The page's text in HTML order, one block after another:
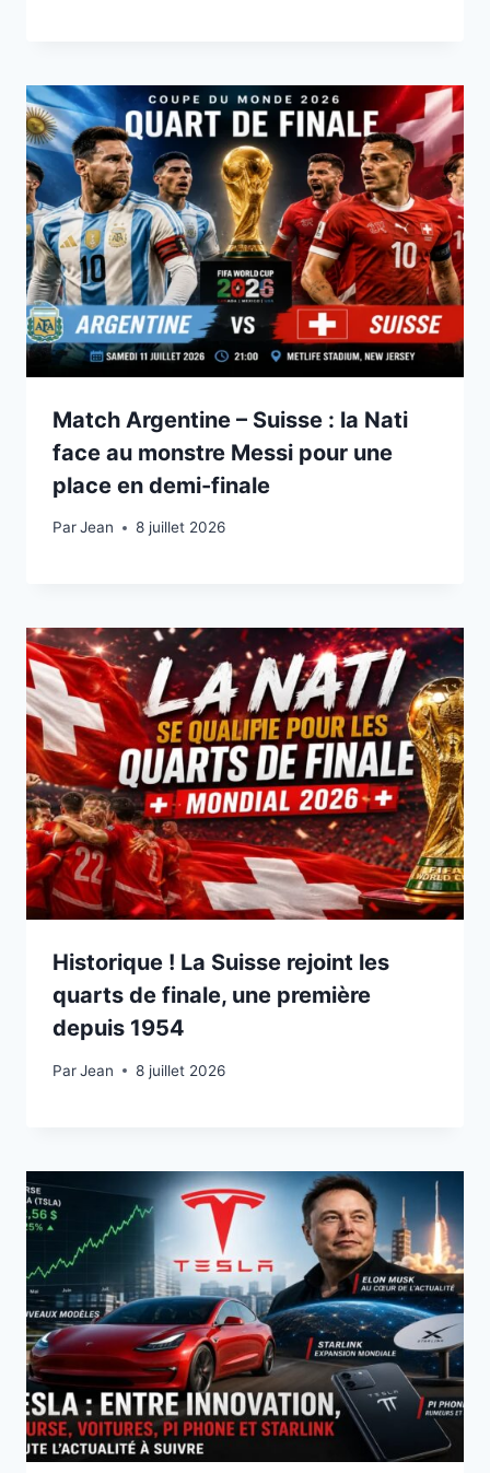
Match Argentine – Suisse : la Nati
face au monstre Messi pour une
place en demi-finale
ParJean
8 juillet 20268 juillet 2026
Historique ! La Suisse rejoint les
quarts de finale, une première
depuis 1954
ParJean
8 juillet 20268 juillet 2026